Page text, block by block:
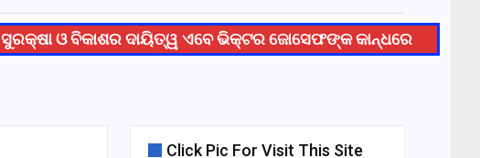
ଓ ବିକାଶର ଦାୟିତ୍ୱ ଏବେ ଭିକ୍ଟର ଜୋସେଫଙ୍କ କାନ୍ଧରେ
Click Pic For Visit This Site